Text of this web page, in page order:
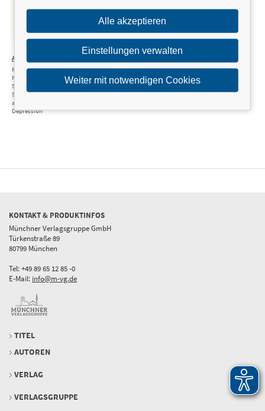
Aufwärtsspirale
Mit
Neurowissenschaften
Schritt für
Schritt raus
aus der
Depression
KONTAKT & PRODUKTINFOS
Münchner Verlagsgruppe GmbH
Türkenstraße 89
80799 München
Tel: +49 89 65 12 85 -0
E-Mail: info@m-vg.de
TITEL
AUTOREN
VERLAG
VERLAGSGRUPPE
Alle akzeptieren
Einstellungen verwalten
Weiter mit notwendigen Cookies